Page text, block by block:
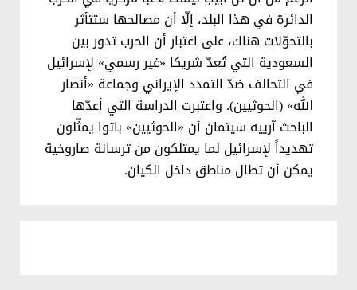
الدائرة في هذا البلد، إلّا أن مصالحها ستتأثر
بالتحوّلات هناك، على اعتبار أن الحرب تدور بين
السعودية التي تُعدّ شريكا «غير رسمي» لإسرائيل
في التحالف ضدّ التمدد الإيراني وجماعة «أنصار
الله» (الحوثيين). واعتبرت الدراسة التي أعدّها
الباحث آرييه سيتمان أن «الحوثيين» باتوا يمثّلون
تهديداً لإسرائيل لما يمتلكون من ترسانة صاروخية
يمكن أن تطال مناطق داخل الكيان.